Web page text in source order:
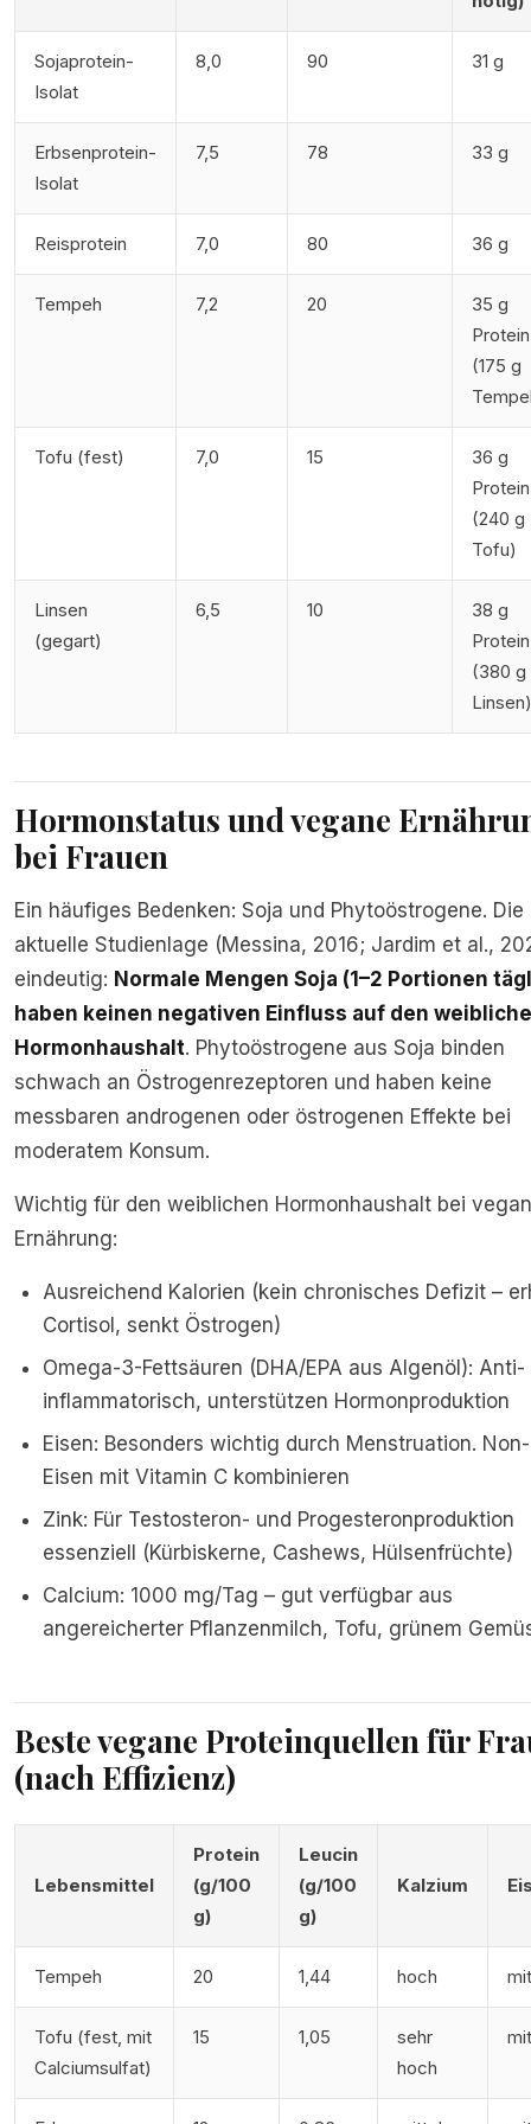
Sojaprotein-
Isolat
8,0 90 31 g
Erbsenprotein-
Isolat
7,5 78 33 g
Reisprotein 7,0 80 36 g
Tempeh 7,2 20
35 g
Protein
(175 g
Tofu (fest) 7,0 15
36 g
Protein
(240 g
Tofu)
Linsen
(gegart)
6,5 10
38 g
Protein
(380 g
Linsen)
Hormonstatus und vegane
bei Frauen
Ein häufiges Bedenken: Soja und Phytoöstrogene. Die
aktuelle Studienlage (Messina, 2016; Jardim et al.,
eindeutig: Normale Mengen Soja (1–2 Portionen
haben keinen negativen Einfluss auf den
Hormonhaushalt. Phytoöstrogene aus Soja binden
schwach an Östrogenrezeptoren und haben keine
messbaren androgenen oder östrogenen Effekte bei
moderatem Konsum.
Wichtig für den weiblichen Hormonhaushalt bei
Ernährung:
Ausreichend Kalorien (kein chronisches Defizit –
Cortisol, senkt Östrogen)
Omega-3-Fettsäuren (DHA/EPA aus Algenöl): Anti-
inflammatorisch, unterstützen Hormonproduktion
Eisen: Besonders wichtig durch Menstruation.
Eisen mit Vitamin C kombinieren
Zink: Für Testosteron- und Progesteronproduktion
essenziell (Kürbiskerne, Cashews, Hülsenfrüchte)
Calcium: 1000 mg/Tag – gut verfügbar aus
angereicherter Pflanzenmilch, Tofu, grünem
Beste vegane Proteinquellen für
(nach Effizienz)
Lebensmittel
Protein
(g/100
g)
Leucin
(g/100
g)
Kalzium
Tempeh 20 1,44 hoch
Tofu (fest, mit
Calciumsulfat)
15 1,05
sehr
hoch